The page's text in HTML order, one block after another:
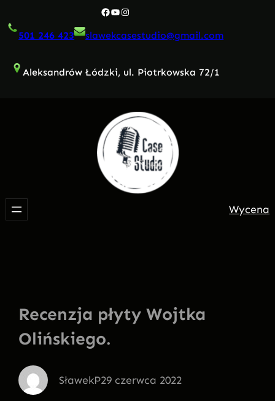
do
Facebook
YouTube
Instagram
501 246 423 slawekcasestudio@gmail.com
Aleksandrów Łódzki, ul. Piotrkowska 72/1
Wycena
Recenzja płyty Wojtka
Olińskiego.
SławekP29 czerwca 2022